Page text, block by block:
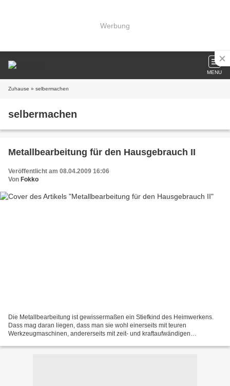
Werbung
MENU
Zuhause » selbermachen
selbermachen
Metallbearbeitung für den Hausgebrauch II
Veröffentlicht am 08.04.2009 16:06
Von Fokko
Die Metallbearbeitung ist gewissermaßen ein Stiefkind des Heimwerkens.
Dass mag daran liegen, dass man sie wohl einerseits mit teuren
Werkzeugmaschinen, andererseits mit zeit- und kraftaufwändigen